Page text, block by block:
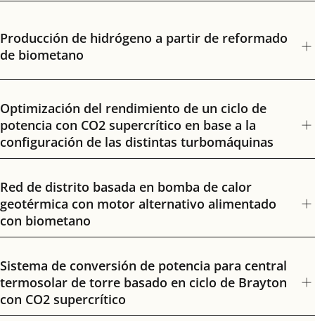
Producción de hidrógeno a partir de reformado
de biometano
Optimización del rendimiento de un ciclo de
potencia con CO2 supercrítico en base a la
configuración de las distintas turbomáquinas
Red de distrito basada en bomba de calor
geotérmica con motor alternativo alimentado
con biometano
Sistema de conversión de potencia para central
termosolar de torre basado en ciclo de Brayton
con CO2 supercrítico